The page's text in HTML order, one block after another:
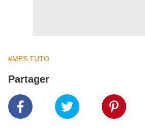
#MES TUTO
Partager